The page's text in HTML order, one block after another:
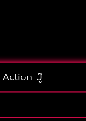
Action บู๊